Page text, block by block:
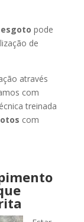
pode
de
através
com
treinada
com